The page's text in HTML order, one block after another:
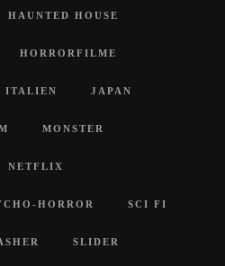
HAUNTED HOUSE
HORRORFILME
ITALIEN JAPAN
MONSTER
NETFLIX
HORROR SCI FI
SLIDER